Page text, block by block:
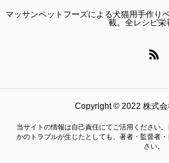
マッサンペットフーズによる犬猫用手作り
載。全レシピ栄
Copyright © 2022 株式
当サイトの情報は自己責任にてご活用ください
かのトラブルが生じたとしても、著者・監督者
さい。